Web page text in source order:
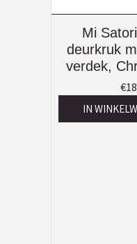
Mi
deurkruk
verdek,
€
IN